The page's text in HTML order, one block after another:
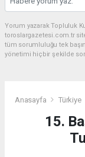
Yorum yazarak Topluluk
toroslargazetesi.com.tr
tüm sorumluluğu tek
yönetimi hiçbir şekilde
Anasayfa Türkiye
15.